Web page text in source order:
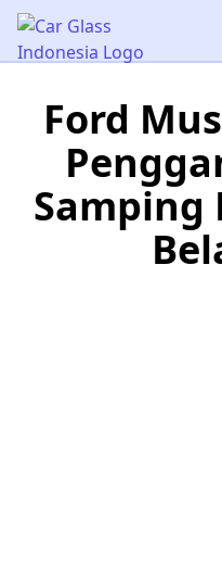
Car Glass Indonesia
Ford
Samping